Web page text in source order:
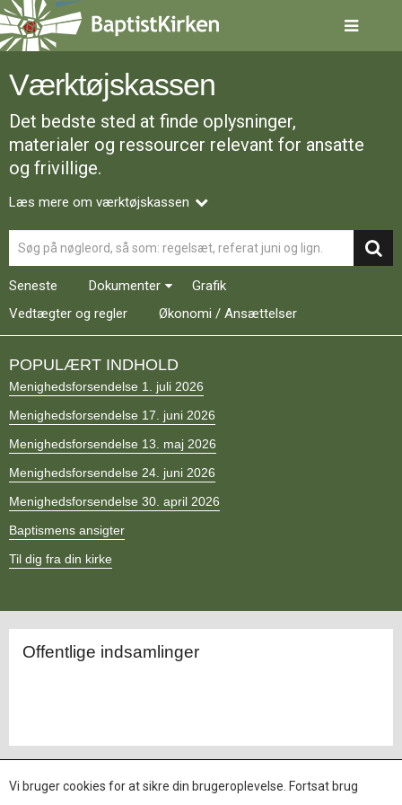
Spring
menu
over
gå
indhold Vend
tilbage
forsiden
1.0:
Forside
3.0:
Kalender
4.0:
Inspiration
5.0:
6.0:
Mission
7.0:
Om
9.0:
Forside
10.0:
Nyheder
11.0:
Kalender
13.0:
Værktøjskassen
14.0:
Mission
15.0:
BaptistKirken
16.0:
Kontakt
Værktøjskassen
Det bedste sted at finde oplysninger,
materialer og ressourcer relevant for ansatte
og frivillige.
Læs mere om værktøjskassen
Seneste Dokumenter
Grafik
Vedtægter og regler
Økonomi / Ansættelser
POPULÆRT INDHOLD
Menighedsforsendelse 1. juli 2026
Menighedsforsendelse 17. juni 2026
Menighedsforsendelse 13. maj 2026
Menighedsforsendelse 24. juni 2026
Menighedsforsendelse 30. april 2026
Baptismens ansigter
Til dig fra din kirke
Offentlige indsamlinger
Løn
Vi bruger cookies for at sikre din brugeroplevelse. Fortsat brug